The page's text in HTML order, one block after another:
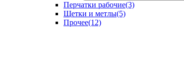
Перчатки рабочие(3)
Щетки и метлы(5)
Прочее(12)